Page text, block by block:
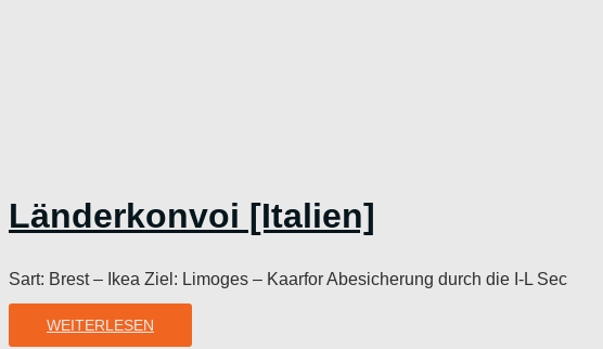
Länderkonvoi [Italien]
Sart: Brest – Ikea Ziel: Limoges – Kaarfor Abesicherung durch die I-L Sec
WEITERLESEN